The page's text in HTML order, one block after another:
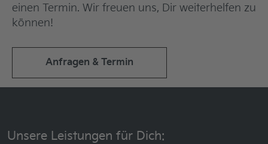
einen Termin. Wir freuen uns, Dir weiterhelfen zu
können!
Anfragen & Termin
Unsere Leistungen für Dich: